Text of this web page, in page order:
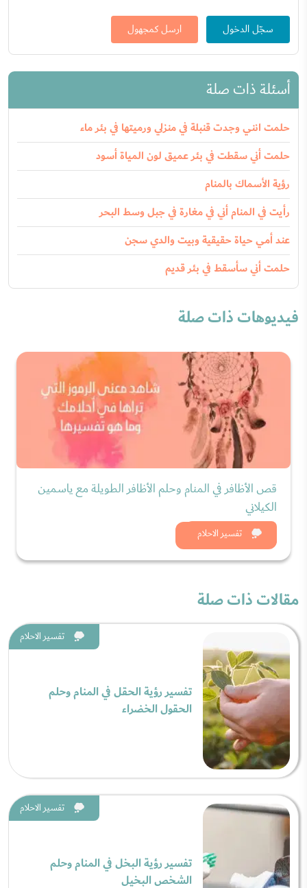
سجّل الدخول ارسل كمجهول
أسئلة ذات صلة
حلمت انني وجدت قنبلة في منزلي ورميتها في بئر ماء
حلمت أني سقطت في بئر عميق لون المياة أسود
رؤية الأسماك بالمنام
رأيت في المنام أني في مغارة في جبل وسط البحر
عند أمي حياة حقيقية وبيت والدي سجن
حلمت أني سأسقط في بئر قديم
فيديوهات ذات صلة
تفسير الاحلام
قص الأظافر في المنام وحلم الأظافر الطويلة مع ياسمين
الكيلاني
شاهد الان
مقالات ذات صلة
تفسير الاحلام
تفسير رؤية الحقل في المنام وحلم
الحقول الخضراء
تفسير الاحلام
تفسير رؤية البخل في المنام وحلم
الشخص البخيل